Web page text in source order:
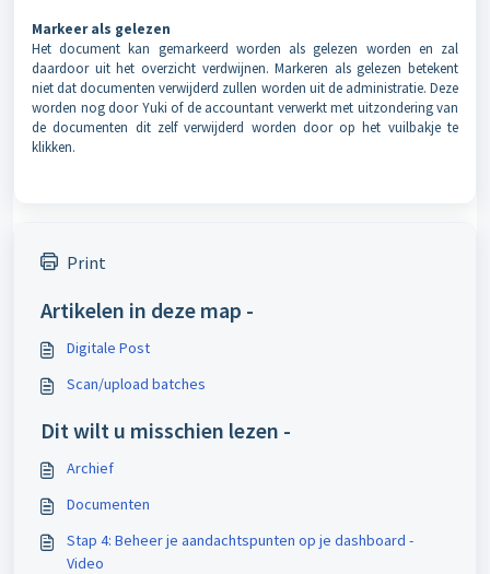
Markeer als gelezen
Het document kan gemarkeerd worden als gelezen worden en zal
daardoor uit het overzicht verdwijnen. Markeren als gelezen betekent
niet dat documenten verwijderd zullen worden uit de administratie. Deze
worden nog door Yuki of de accountant verwerkt met uitzondering van
de documenten dit zelf verwijderd worden door op het vuilbakje te
klikken.
Print
Artikelen in deze map -
Digitale Post
Scan/upload batches
Dit wilt u misschien lezen -
Archief
Documenten
Stap 4: Beheer je aandachtspunten op je dashboard -
Video